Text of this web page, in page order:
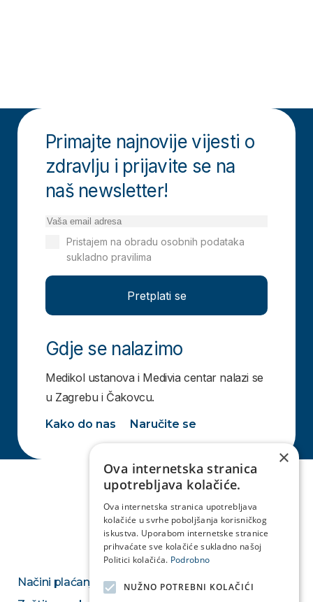
Primajte najnovije vijesti o
zdravlju i prijavite se na
naš newsletter!
Pretplati se
Pristajem na obradu osobnih podataka
sukladno pravilima
Gdje se nalazimo
Medikol ustanova i Medivia centar nalazi se
u Zagrebu i Čakovcu.
Kako do nas Naručite se
Načini plaćanja
×
Ova internetska stranica
upotrebljava kolačiće.
Ova internetska stranica upotrebljava
kolačiće u svrhe poboljšanja korisničkog
iskustva. Uporabom internetske stranice
prihvaćate sve kolačiće sukladno našoj
Politici kolačića. Podrobno
NUŽNO POTREBNI KOLAČIĆI